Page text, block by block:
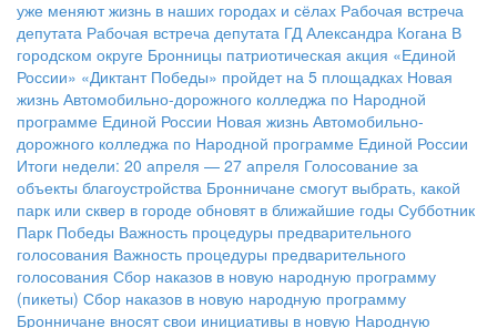
уже меняют жизнь в наших городах и сёлах Рабочая встреча
депутата Рабочая встреча депутата ГД Александра Когана В
городском округе Бронницы патриотическая акция «Единой
России» «Диктант Победы» пройдет на 5 площадках Новая
жизнь Автомобильно-дорожного колледжа по Народной
программе Единой России Новая жизнь Автомобильно-
дорожного колледжа по Народной программе Единой России
Итоги недели: 20 апреля — 27 апреля Голосование за
объекты благоустройства Бронничане смогут выбрать, какой
парк или сквер в городе обновят в ближайшие годы Субботник
Парк Победы Важность процедуры предварительного
голосования Важность процедуры предварительного
голосования Сбор наказов в новую народную программу
(пикеты) Сбор наказов в новую народную программу
Бронничане вносят свои инициативы в новую Народную